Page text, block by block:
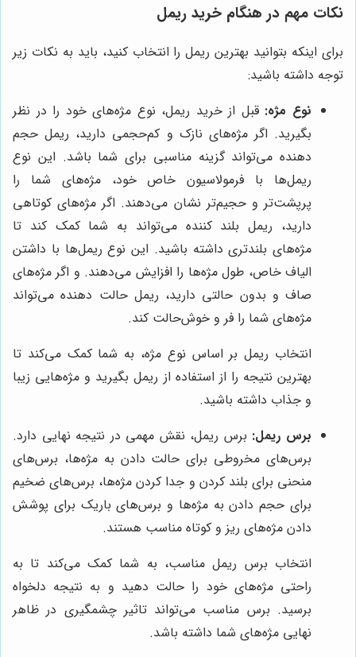
نکات مهم در هنگام خرید ریمل
برای اینکه بتوانید بهترین ریمل را انتخاب کنید، باید به نکات زیر
توجه داشته باشید:
نوع مژه: قبل از خرید ریمل، نوع مژه‌های خود را در نظر
بگیرید. اگر مژه‌های نازک و کم‌حجمی دارید، ریمل حجم
دهنده می‌تواند گزینه مناسبی برای شما باشد. این نوع
ریمل‌ها با فرمولاسیون خاص خود، مژه‌های شما را
پرپشت‌تر و حجیم‌تر نشان می‌دهند. اگر مژه‌های کوتاهی
دارید، ریمل بلند کننده می‌تواند به شما کمک کند تا
مژه‌های بلندتری داشته باشید. این نوع ریمل‌ها با داشتن
الیاف خاص، طول مژه‌ها را افزایش می‌دهند. و اگر مژه‌های
صاف و بدون حالتی دارید، ریمل حالت دهنده می‌تواند
مژه‌های شما را فر و خوش‌حالت کند.
انتخاب ریمل بر اساس نوع مژه، به شما کمک می‌کند تا
بهترین نتیجه را از استفاده از ریمل بگیرید و مژه‌هایی زیبا
و جذاب داشته باشید.
برس ریمل: برس ریمل، نقش مهمی در نتیجه نهایی دارد.
برس‌های مخروطی برای حالت دادن به مژه‌ها، برس‌های
منحنی برای بلند کردن و جدا کردن مژه‌ها، برس‌های ضخیم
برای حجم دادن به مژه‌ها و برس‌های باریک برای پوشش
دادن مژه‌های ریز و کوتاه مناسب هستند.
انتخاب برس ریمل مناسب، به شما کمک می‌کند تا به
راحتی مژه‌های خود را حالت دهید و به نتیجه دلخواه
برسید. برس مناسب می‌تواند تاثیر چشمگیری در ظاهر
نهایی مژه‌های شما داشته باشد.